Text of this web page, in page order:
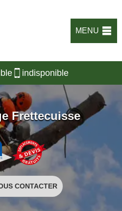
MENU
indisponible
Frettecuisse
CONTACTER